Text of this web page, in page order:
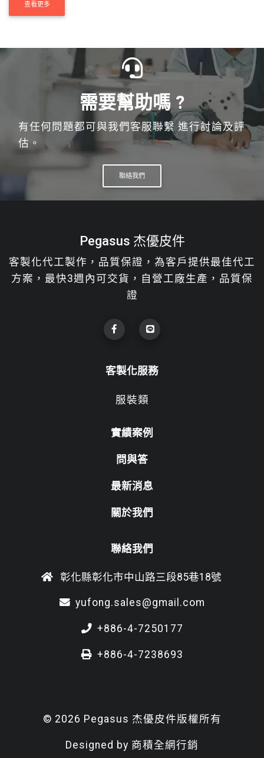
查看更多
需要幫助嗎 ?
有任何問題都可與我們客服聯繫 進行討論及評
估。
聯絡我們
Pegasus 杰優皮件
客製化代工製作，品質保證，為客戶提供最佳代工
方案，最快3週內可交貨，自營工廠生產，品質保
證
客製化服務
服裝類
實績案例
問與答
最新消息
關於我們
聯絡我們
彰化縣彰化市中山路三段85巷18號
yufong.sales@gmail.com
+886-4-7250177
+886-4-7238693
© 2026 Pegasus 杰優皮件版權所有
Designed by 商積全網行銷